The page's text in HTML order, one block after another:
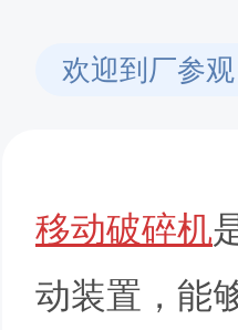
欢迎到厂参
移动破碎机
动装置，能